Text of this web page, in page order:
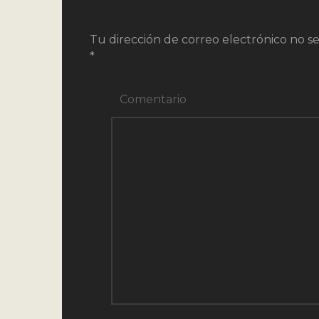
Tu dirección de correo electrónico no
*
Comentario